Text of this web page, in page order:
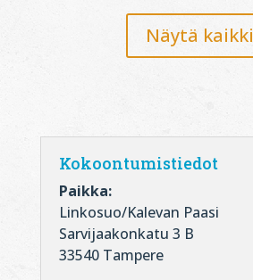
Näytä kaikki
Kokoontumistiedot
Paikka:
Linkosuo/Kalevan Paasi
Sarvijaakonkatu 3 B
33540 Tampere